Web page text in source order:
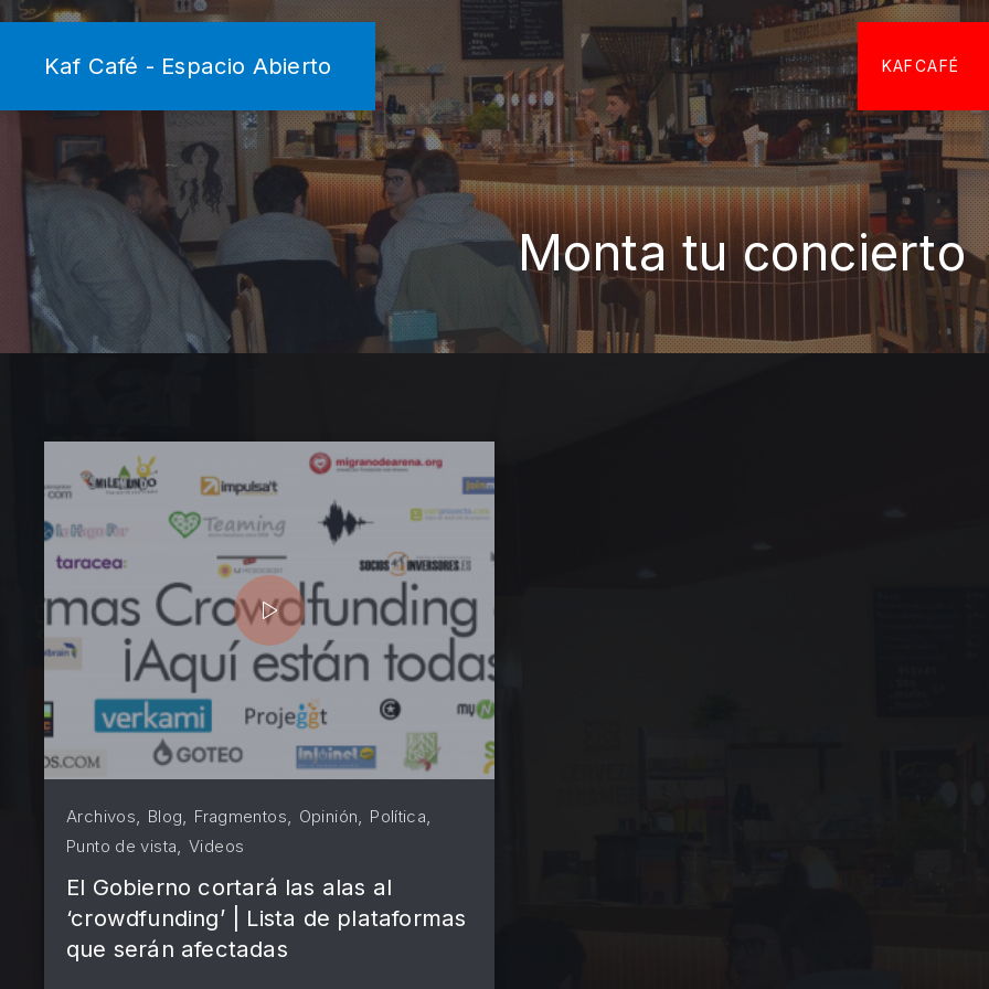
Kaf Café - Espacio Abierto KAFCAFÉ
Monta tu concierto
Archivos Blog Fragmentos Opinión Política
Punto de vista ,Videos
El Gobierno cortará las alas al
‘crowdfunding’ | Lista de plataformas
que serán afectadas
PREVIOUS